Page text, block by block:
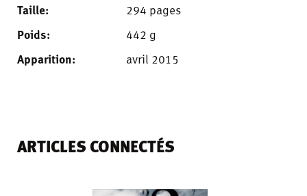
Taille:
294 pages
Poids:
442 g
Apparition:
avril 2015
ARTICLES CONNECTÉS